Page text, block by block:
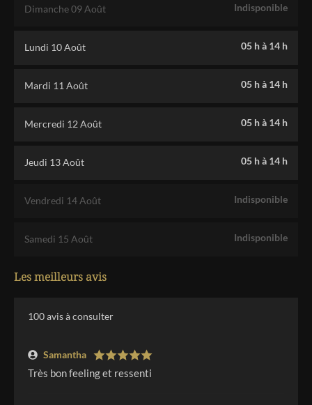
Dimanche 09 Août Indisponible
Lundi 10 Août 05 hà 14 h
Mardi 11 Août 05 hà 14 h
Mercredi 12 Août 05 hà 14 h
Jeudi 13 Août 05 hà 14 h
Vendredi 14 Août Indisponible
Samedi 15 Août Indisponible
Les meilleurs avis
100avis à consulter
Samantha
Très bon feeling et ressenti